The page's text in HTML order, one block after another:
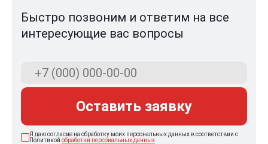
Быстро позвоним и ответим на все
интересующие вас вопросы
Оставить заявку
Я даю согласие на обработку моих персональных данных в соответствии с
Политикой обработки персональных данных